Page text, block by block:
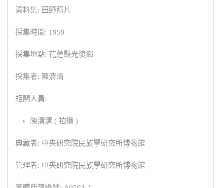
資料集: 田野照片
採集時間: 1959
採集地點: 花蓮縣光復鄉
採集者: 陳清清
相關人員:
陳清清 ( 拍攝 )
典藏者: 中央研究院民族學研究所博物館
管理者: 中央研究院民族學研究所博物館